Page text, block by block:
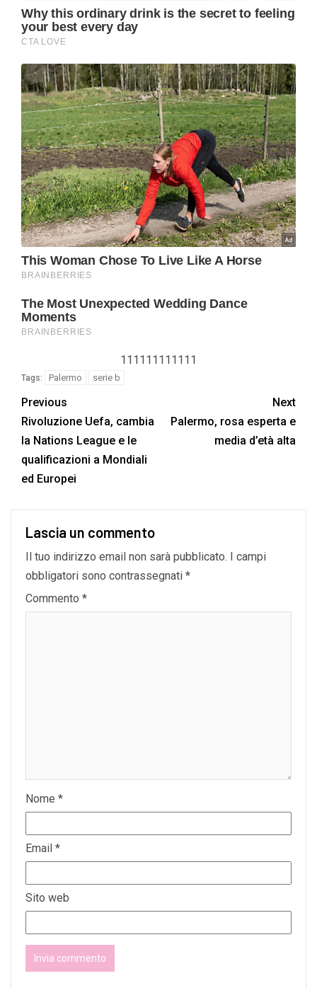
111111111111
Tags: Palermo serie b
Previous
Rivoluzione Uefa, cambia
la Nations League e le
qualificazioni a Mondiali
ed Europei
Next
Palermo, rosa esperta e
media d’età alta
Lascia un commento
Il tuo indirizzo email non sarà pubblicato. I campi
obbligatori sono contrassegnati *
Commento *
Nome *
Email *
Sito web